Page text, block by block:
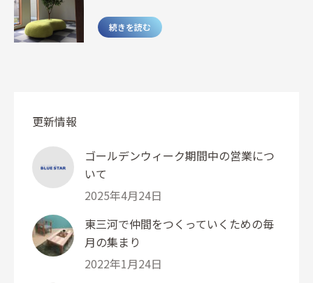
続きを読む
更新情報
ゴールデンウィーク期間中の営業につ
いて
2025年4月24日
東三河で仲間をつくっていくための毎
月の集まり
2022年1月24日